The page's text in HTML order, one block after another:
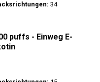
34
puffs - Einweg E-